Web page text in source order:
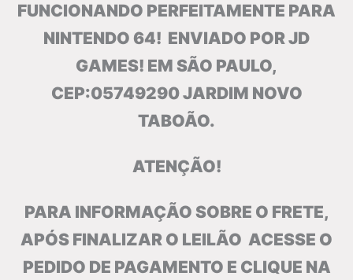
FUNCIONANDO PERFEITAMENTE PARA
NINTENDO 64! ENVIADO POR JD
GAMES! EM SÃO PAULO,
CEP:05749290 JARDIM NOVO
TABOÃO.
ATENÇÃO!
PARA INFORMAÇÃO SOBRE O FRETE,
APÓS FINALIZAR O LEILÃO ACESSE O
PEDIDO DE PAGAMENTO E CLIQUE NA